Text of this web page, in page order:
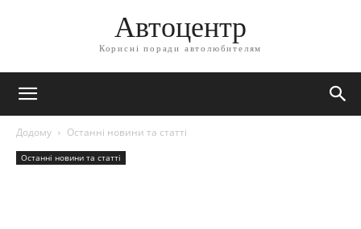
Автоцентр
Корисні поради автолюбителям
Додому Останні новини та статті
Останні новини та статті